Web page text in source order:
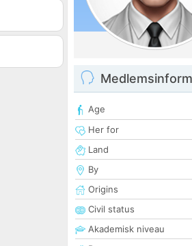
Age
Her for
Land
By
Origins
Civil status
Akademisk niveau